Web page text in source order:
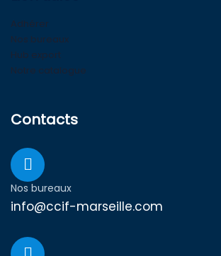
Adhérer
Nos bureaux
Hub export
Notre catalogue
Contacts
Nos bureaux
info@ccif-marseille.com